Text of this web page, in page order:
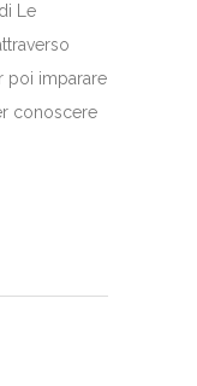
Le
poi imparare
conoscere